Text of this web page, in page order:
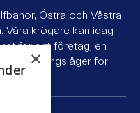
Östra och Västra
Våra krögare kan idag
för ditt företag, en
ett träningsläger för
×